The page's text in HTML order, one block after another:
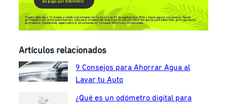
Artículos relacionados
9 Consejos para Ahorrar Agua al
Lavar tu Auto
¿Qué es un odómetro digital para